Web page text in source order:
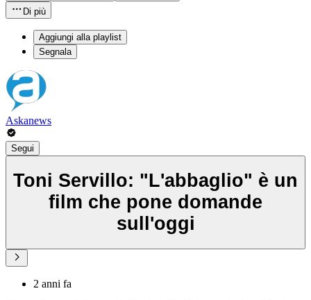
Di più
Aggiungi alla playlist
Segnala
Askanews
Segui
Toni Servillo: "L'abbaglio" è un
film che pone domande
sull'oggi
2 anni fa